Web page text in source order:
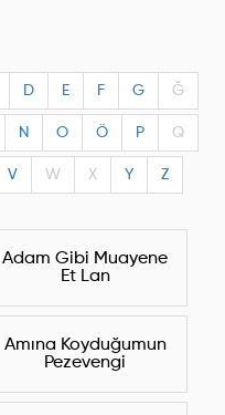
D E F G Ğ
N O Ö P Q
V W X Y Z
Adam Gibi Muayene
Et Lan
Amına Koyduğumun
Pezevengi